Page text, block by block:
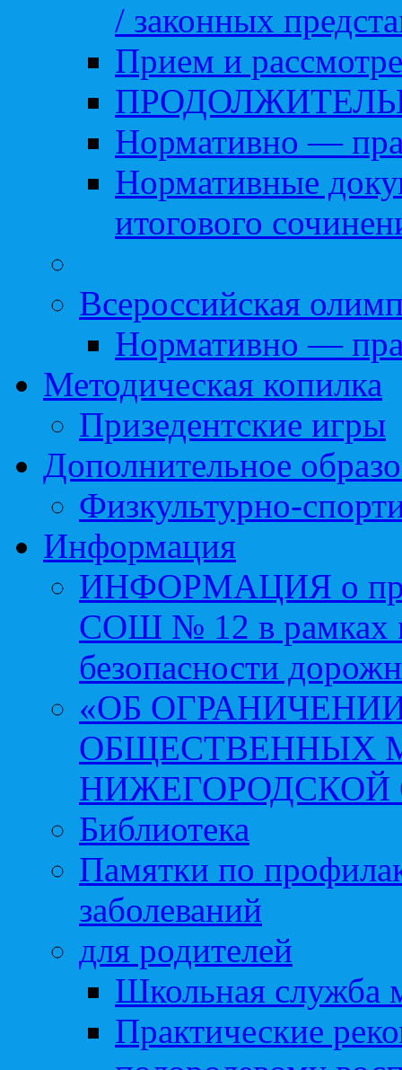
/ законных
Прием и
Нормативно —
Нормативные
итогового
Всероссийская
Нормативно —
Методическая копилка
Призедентские игры
Дополнительное
Физкультурно-
Информация
ИНФОРМАЦИЯ о
СОШ № 12 в рамках
безопасности
«ОБ
ОБЩЕСТВЕННЫХ
НИЖЕГОРОДСКОЙ
Библиотека
Памятки по
заболеваний
для родителей
Школьная служба
Практические